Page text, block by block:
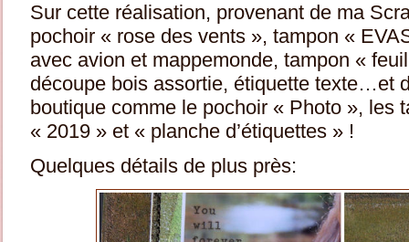
Sur cette réalisation, provenant de ma
pochoir « rose des vents », tampon «
avec avion et mappemonde, tampon «
découpe bois assortie, étiquette texte…et
boutique comme le pochoir « Photo », les
« 2019 » et « planche d’étiquettes » !
Quelques détails de plus près: